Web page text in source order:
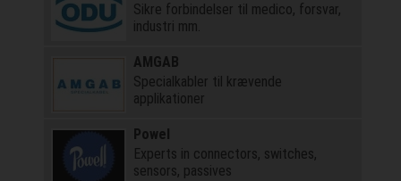
Sikre forbindelser til medico, forsvar,
industri mm.
AMGAB
Specialkabler til krævende
applikationer
Powel
Experts in connectors, switches,
sensors, passives